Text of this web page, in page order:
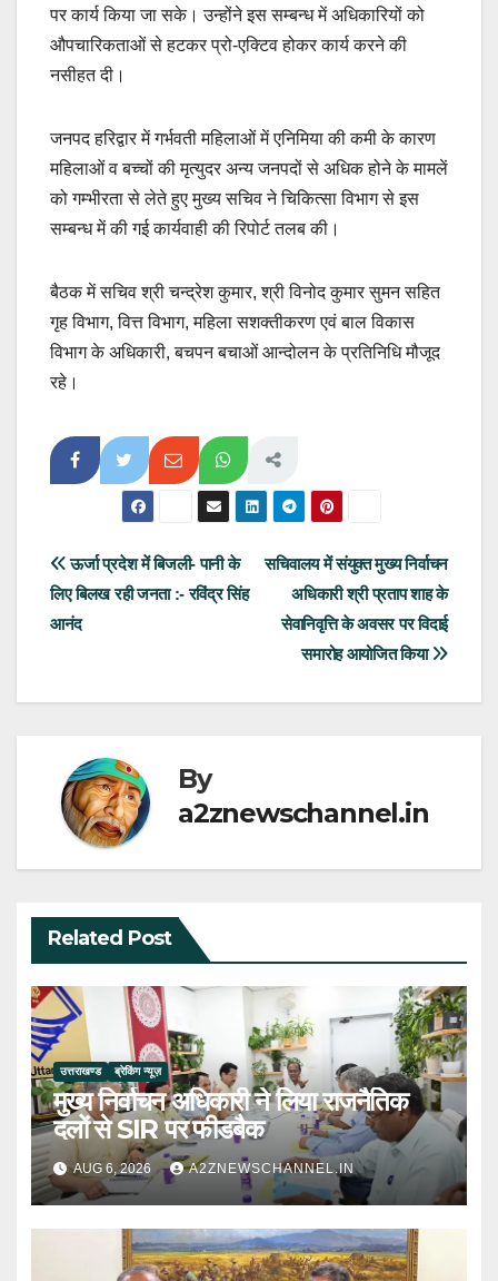
पर कार्य किया जा सके। उन्होंने इस सम्बन्ध में अधिकारियों को
औपचारिकताओं से हटकर प्रो-एक्टिव होकर कार्य करने की
नसीहत दी।
जनपद हरिद्वार में गर्भवती महिलाओं में एनिमिया की कमी के कारण
महिलाओं व बच्चों की मृत्युदर अन्य जनपदों से अधिक होने के मामलें
को गम्भीरता से लेते हुए मुख्य सचिव ने चिकित्सा विभाग से इस
सम्बन्ध में की गई कार्यवाही की रिपोर्ट तलब की।
बैठक में सचिव श्री चन्द्रेश कुमार, श्री विनोद कुमार सुमन सहित
गृह विभाग, वित्त विभाग, महिला सशक्तीकरण एवं बाल विकास
विभाग के अधिकारी, बचपन बचाओं आन्दोलन के प्रतिनिधि मौजूद
रहे।
Post
navigation
सचिवालय में संयुक्त मुख्य निर्वाचन
अधिकारी श्री प्रताप शाह के
सेवानिवृत्ति के अवसर पर विदाई
समारोह आयोजित किया
ऊर्जा प्रदेश में बिजली- पानी के
लिए बिलख रही जनता :- रविंद्र सिंह
आनंद
By
a2znewschannel.in
Related Post
उत्तराखण्ड ब्रेकिंग न्यूज़
मुख्य निर्वाचन अधिकारी ने लिया राजनैतिक
दलों से SIR पर फीडबैक
AUG 6, 2026 A2ZNEWSCHANNEL.IN